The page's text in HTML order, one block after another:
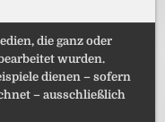
die ganz oder
wurden.
dienen – sofern
– ausschließlich